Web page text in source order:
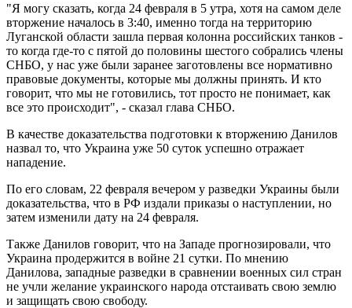
"Я могу сказать, когда 24 февраля в 5 утра, хотя на самом деле
вторжение началось в 3:40, именно тогда на территорию
Луганской области зашла первая колонна российских танков -
то когда где-то с пятой до половины шестого собрались члены
СНБО, у нас уже были заранее заготовлены все нормативно
правовые документы, которые мы должны принять. И кто
говорит, что мы не готовились, тот просто не понимает, как
все это происходит", - сказал глава СНБО.
В качестве доказательства подготовки к вторжению Данилов
назвал то, что Украина уже 50 суток успешно отражает
нападение.
По его словам, 22 февраля вечером у разведки Украины были
доказательства, что в РФ издали приказы о наступлении, но
затем изменили дату на 24 февраля.
Также Данилов говорит, что на Западе прогнозировали, что
Украина продержится в войне 21 сутки. По мнению
Данилова, западные разведки в сравнении военных сил стран
не учли желание украинского народа отстаивать свою землю
и защищать свою свободу.